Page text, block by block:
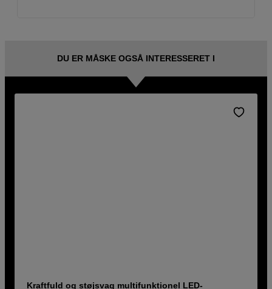
DU ER MÅSKE OGSÅ INTERESSERET I
Kraftfuld og støjsvag multifunktionel LED-